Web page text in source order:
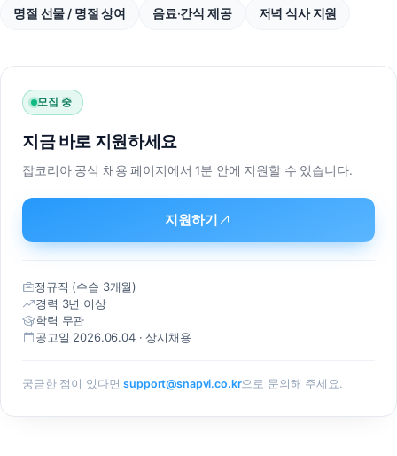
회사명
연락처
개인정보 필수항목 수집 및 이용 동의
㈜스냅컴퍼니(이하 “회사”라 함)은(는) “도입 문의”를 통한 상
명절 선물 / 명절 상여 음료·간식 제공 저녁 식사 지원
모집 중
지금 바로 지원하세요
잡코리아 공식 채용 페이지에서 1분 안에 지원할 수 있습니다.
지원하기
정규직 (수습 3개월)
경력 3년 이상
학력 무관
공고일 2026.06.04 · 상시채용
궁금한 점이 있다면support@snapvi.co.kr으로 문의해 주세요.